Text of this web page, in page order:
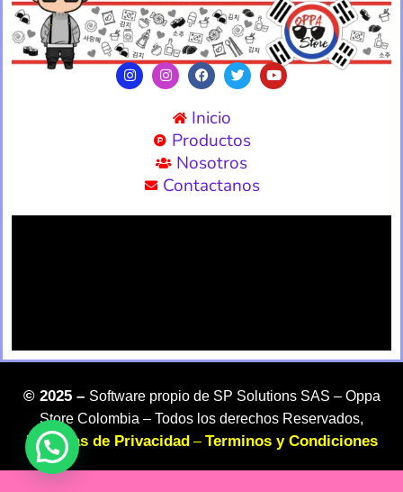
Inicio
Productos
Nosotros
Contactanos
©2025 – Software propio de SP Solutions SAS – Oppa
Store Colombia – Todos los derechos Reservados,
Politicas de Privacidad – Terminos y Condiciones